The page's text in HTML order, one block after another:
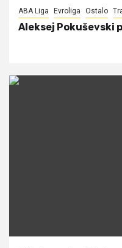
ABA Liga Evroliga Ostalo
Aleksej Pokuševski